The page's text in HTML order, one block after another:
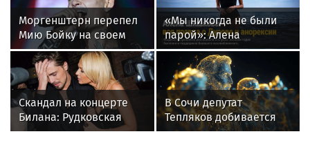
Моргенштерн перепел
Мию Бойку на своем
концерте
«Мы никогда не были
парой»: Алена
Шишкова — о Павле
Дурове, борьбе с
анорексией и помощи
Тимати
Скандал на концерте
Билана: Рудковская
прокомментировала и
В Сочи депутат
Тепляков добивается
изменений в Генплан